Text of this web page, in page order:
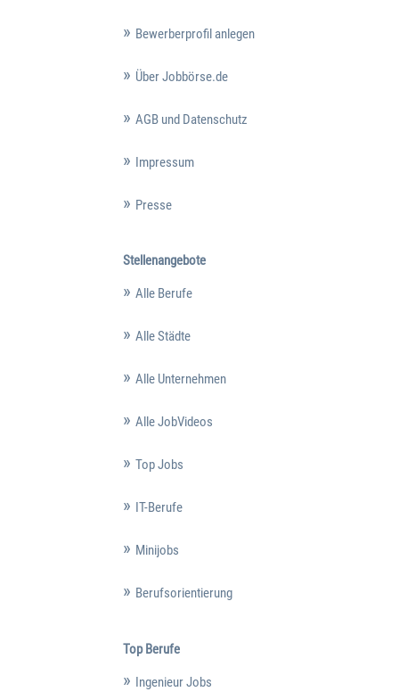
Bewerberprofil anlegen
Über Jobbörse.de
AGB und Datenschutz
Impressum
Presse
Stellenangebote
Alle Berufe
Alle Städte
Alle Unternehmen
Alle JobVideos
Top Jobs
IT-Berufe
Minijobs
Berufsorientierung
Top Berufe
Ingenieur Jobs